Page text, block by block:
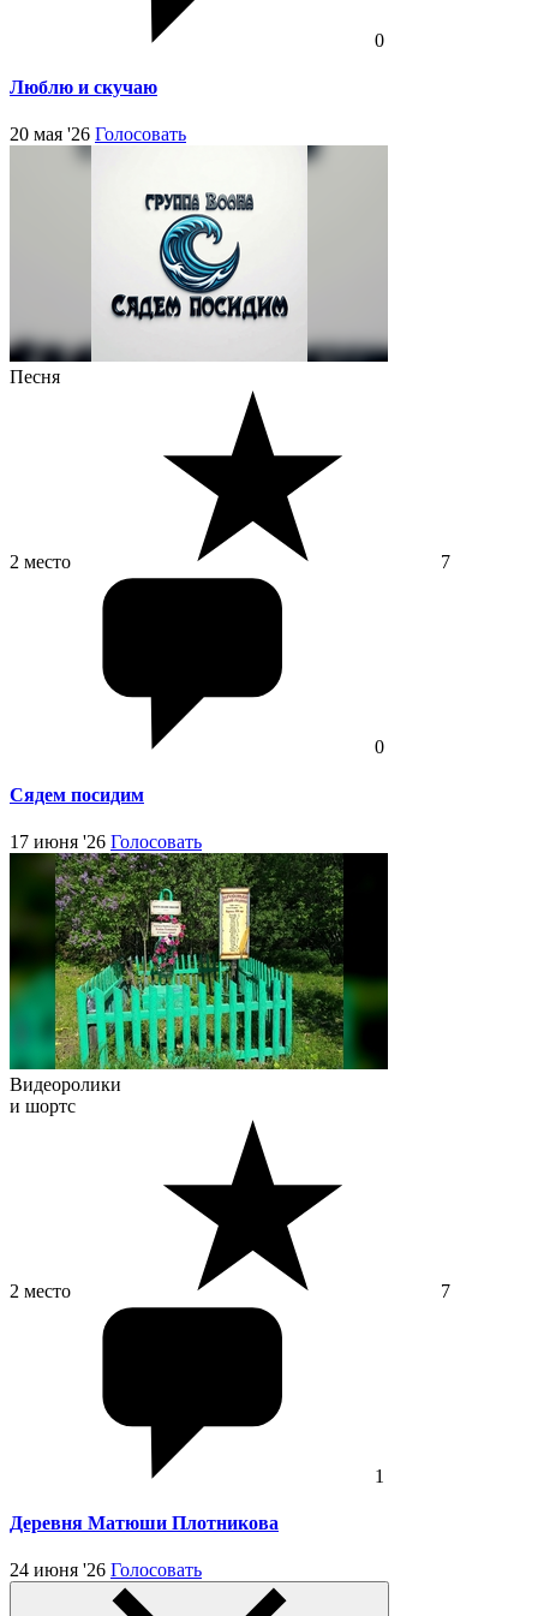
0
Люблю и скучаю
20 мая '26 Голосовать
Песня
2 место 7
0
Сядем посидим
17 июня '26 Голосовать
Видеоролики
и шортс
2 место 7
1
Деревня Матюши Плотникова
24 июня '26 Голосовать